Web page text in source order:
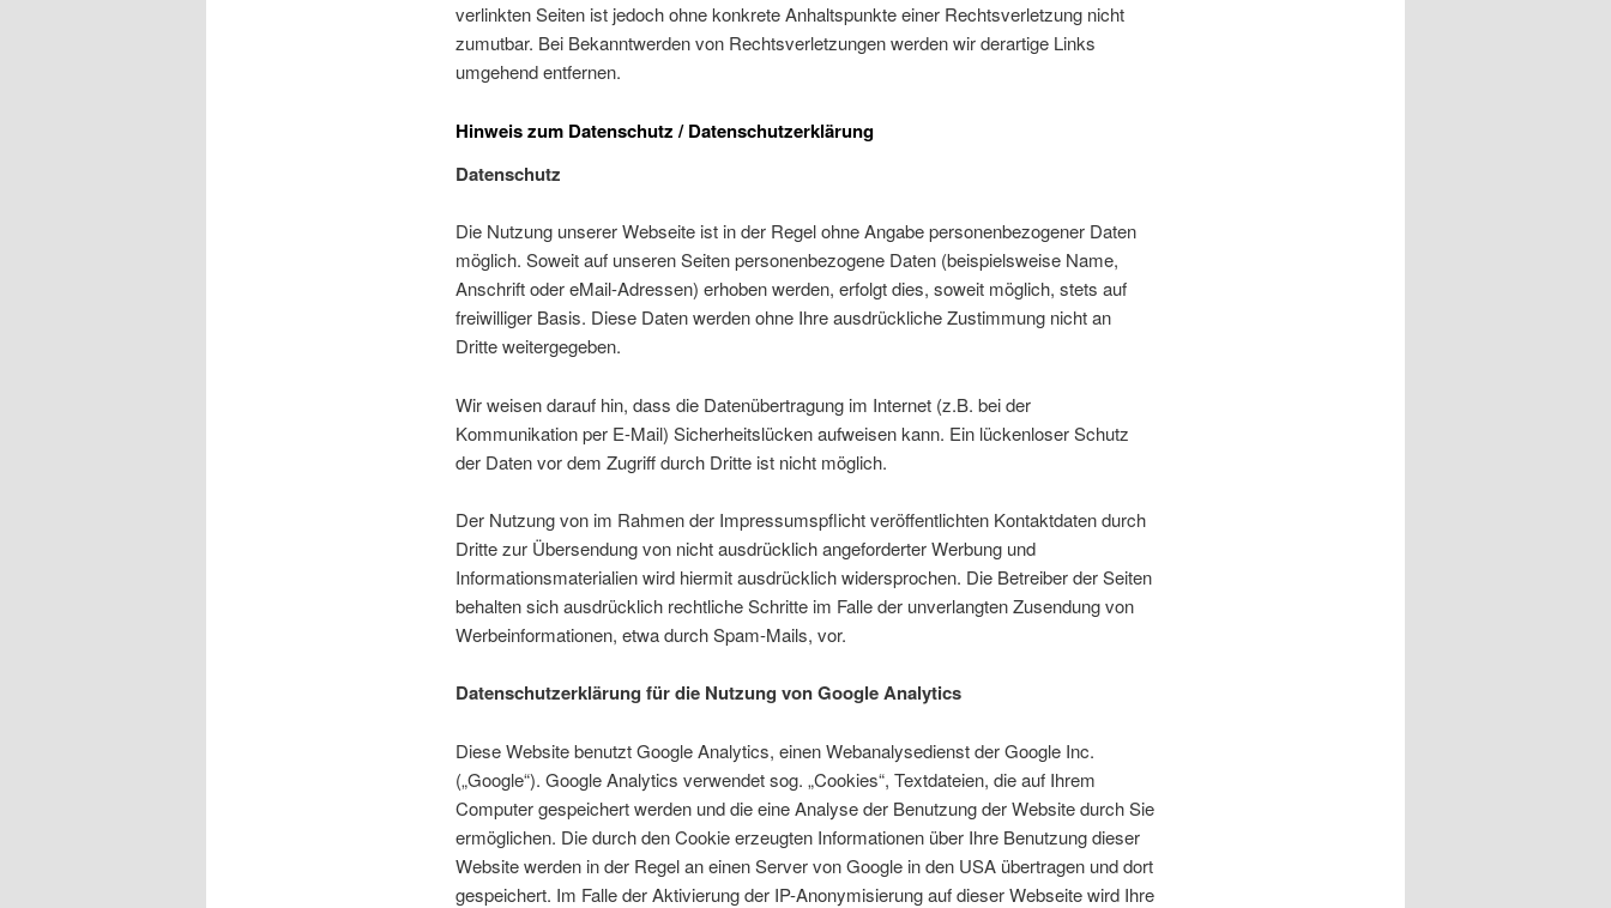
verlinkten Seiten ist jedoch ohne konkrete Anhaltspunkte einer Rechtsverletzung nicht
zumutbar. Bei Bekanntwerden von Rechtsverletzungen werden wir derartige Links
umgehend entfernen.
Hinweis zum Datenschutz / Datenschutzerklärung
Datenschutz
Die Nutzung unserer Webseite ist in der Regel ohne Angabe personenbezogener Daten
möglich. Soweit auf unseren Seiten personenbezogene Daten (beispielsweise Name,
Anschrift oder eMail-Adressen) erhoben werden, erfolgt dies, soweit möglich, stets auf
freiwilliger Basis. Diese Daten werden ohne Ihre ausdrückliche Zustimmung nicht an
Dritte weitergegeben.
Wir weisen darauf hin, dass die Datenübertragung im Internet (z.B. bei der
Kommunikation per E-Mail) Sicherheitslücken aufweisen kann. Ein lückenloser Schutz
der Daten vor dem Zugriff durch Dritte ist nicht möglich.
Der Nutzung von im Rahmen der Impressumspflicht veröffentlichten Kontaktdaten durch
Dritte zur Übersendung von nicht ausdrücklich angeforderter Werbung und
Informationsmaterialien wird hiermit ausdrücklich widersprochen. Die Betreiber der Seiten
behalten sich ausdrücklich rechtliche Schritte im Falle der unverlangten Zusendung von
Werbeinformationen, etwa durch Spam-Mails, vor.
Datenschutzerklärung für die Nutzung von Google Analytics
Diese Website benutzt Google Analytics, einen Webanalysedienst der Google Inc.
(„Google“). Google Analytics verwendet sog. „Cookies“, Textdateien, die auf Ihrem
Computer gespeichert werden und die eine Analyse der Benutzung der Website durch Sie
ermöglichen. Die durch den Cookie erzeugten Informationen über Ihre Benutzung dieser
Website werden in der Regel an einen Server von Google in den USA übertragen und dort
gespeichert. Im Falle der Aktivierung der IP-Anonymisierung auf dieser Webseite wird Ihre